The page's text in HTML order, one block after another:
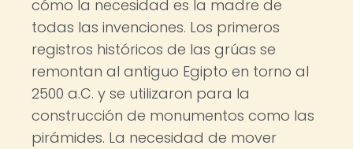
cómo la necesidad es la madre de
todas las invenciones. Los primeros
registros históricos de las grúas se
remontan al antiguo Egipto en torno al
2500 a.C. y se utilizaron para la
construcción de monumentos como las
pirámides. La necesidad de mover